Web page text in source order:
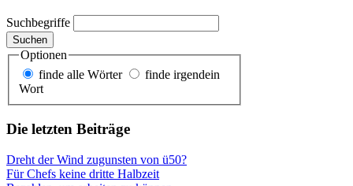
Suchbegriffe
Suchen
Optionen
finde alle Wörter
finde irgendein
Wort
Die letzten Beiträge
Dreht der Wind zugunsten von ü50?
Für Chefs keine dritte Halbzeit